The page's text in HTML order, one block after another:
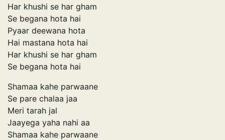
Har khushi se har gham
Se begana hota hai
Pyaar deewana hota
Hai mastana hota hai
Har khushi se har gham
Se begana hota hai
Shamaa kahe parwaane
Se pare chalaa jaa
Meri tarah jal
Jaayega yaha nahi aa
Shamaa kahe parwaane